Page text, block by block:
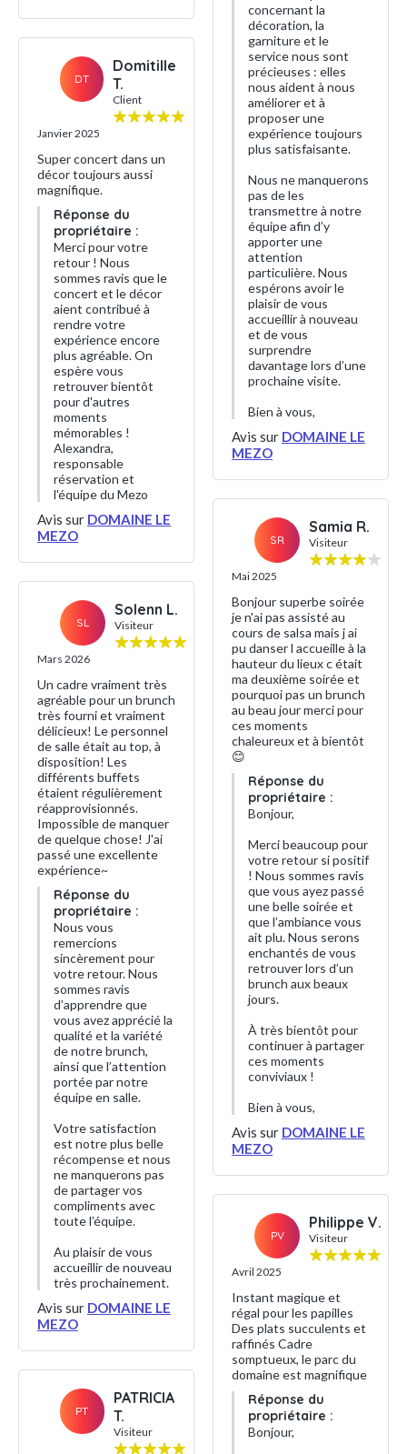
DT
Domitille
T.
Client
Janvier 2025
Super concert dans un
décor toujours aussi
magnifique.
Réponse du
propriétaire :
Merci pour votre
retour ! Nous
sommes ravis que le
concert et le décor
aient contribué à
rendre votre
expérience encore
plus agréable. On
espère vous
retrouver bientôt
pour d'autres
moments
mémorables !
Alexandra,
responsable
réservation et
l'équipe du Mezo
Avis sur DOMAINE LE
MEZO
SL
Solenn L.
Visiteur
Mars 2026
Un cadre vraiment très
agréable pour un brunch
très fourni et vraiment
délicieux! Le personnel
de salle était au top, à
disposition! Les
différents buffets
étaient régulièrement
réapprovisionnés.
Impossible de manquer
de quelque chose! J'ai
passé une excellente
expérience~
Réponse du
propriétaire :
Nous vous
remercions
sincèrement pour
votre retour. Nous
sommes ravis
d’apprendre que
vous avez apprécié la
qualité et la variété
de notre brunch,
ainsi que l’attention
portée par notre
équipe en salle.
Votre satisfaction
est notre plus belle
récompense et nous
ne manquerons pas
de partager vos
compliments avec
toute l’équipe.
Au plaisir de vous
accueillir de nouveau
très prochainement.
Avis sur DOMAINE LE
MEZO
PT
PATRICIA
T.
Visiteur
concernant la
décoration, la
garniture et le
service nous sont
précieuses : elles
nous aident à nous
améliorer et à
proposer une
expérience toujours
plus satisfaisante.
Nous ne manquerons
pas de les
transmettre à notre
équipe afin d’y
apporter une
attention
particulière. Nous
espérons avoir le
plaisir de vous
accueillir à nouveau
et de vous
surprendre
davantage lors d’une
prochaine visite.
Bien à vous,
Avis sur DOMAINE LE
MEZO
SR
Samia R.
Visiteur
Mai 2025
Bonjour superbe soirée
je n'ai pas assisté au
cours de salsa mais j ai
pu danser l accueille à la
hauteur du lieux c était
ma deuxième soirée et
pourquoi pas un brunch
au beau jour merci pour
ces moments
chaleureux et à bientôt
😊
Réponse du
propriétaire :
Bonjour,
Merci beaucoup pour
votre retour si positif
! Nous sommes ravis
que vous ayez passé
une belle soirée et
que l’ambiance vous
ait plu. Nous serons
enchantés de vous
retrouver lors d’un
brunch aux beaux
jours.
À très bientôt pour
continuer à partager
ces moments
conviviaux !
Bien à vous,
Avis sur DOMAINE LE
MEZO
PV
Philippe V.
Visiteur
Avril 2025
Instant magique et
régal pour les papilles
Des plats succulents et
raffinés Cadre
somptueux, le parc du
domaine est magnifique
Réponse du
propriétaire :
Bonjour,